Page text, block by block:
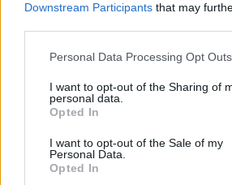
Downstream Participants that may
Personal Data Processing Opt Outs
I want to opt-out of the Sharing of
personal data.
Opted In
I want to opt-out of the Sale of my
Personal Data.
Opted In